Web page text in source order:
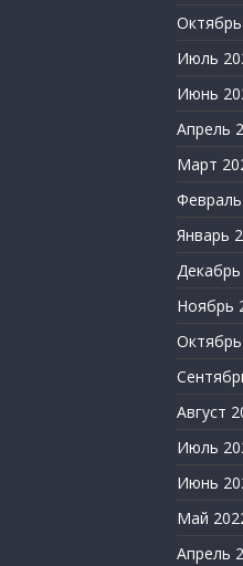
Июль
Июнь
Апрель
Март
Январь
Ноябрь
Август
Июль
Июнь
Май
Апрель